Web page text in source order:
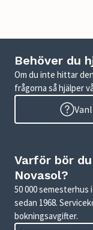
Behöver du
Om du inte hittar
frågorna så hjälper
Varför bör
Novasol?
50 000 semesterhus
sedan 1968.
bokningsavgifter.